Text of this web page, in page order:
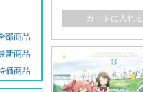
部商品
新商品
価商品
カートに入れる